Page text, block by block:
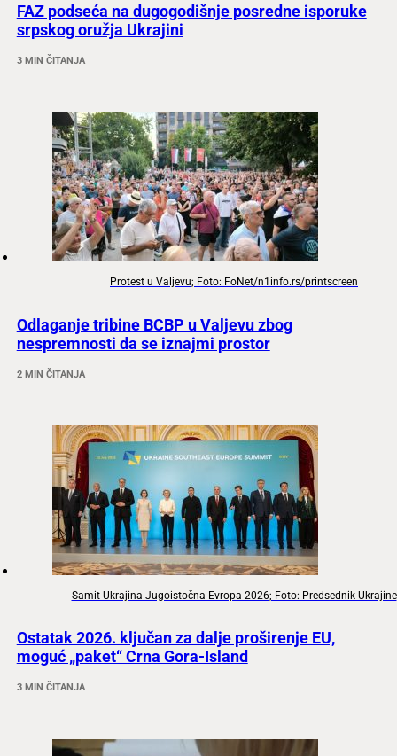
FAZ podseća na dugogodišnje posredne isporuke
srpskog oružja Ukrajini
3 MIN ČITANJA
Protest u Valjevu; Foto: FoNet/n1info.rs/printscreen
Odlaganje tribine BCBP u Valjevu zbog
nespremnosti da se iznajmi prostor
2 MIN ČITANJA
Samit Ukrajina-Jugoistočna Evropa 2026; Foto: Predsednik Ukrajine
Ostatak 2026. ključan za dalje proširenje EU,
moguć „paket“ Crna Gora-Island
3 MIN ČITANJA